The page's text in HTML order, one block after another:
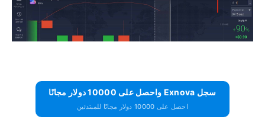
سجل Exnova واحصل على 10000 دولار مجانًا
احصل على 10000 دولار مجانًا للمبتدئين